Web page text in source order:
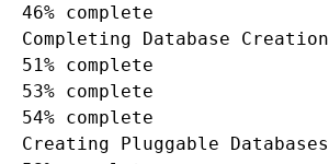
46% complete
Completing Database Creation
51% complete
53% complete
54% complete
Creating Pluggable Databases